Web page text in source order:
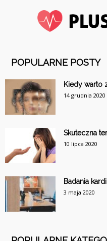
POPULARNE POSTY
Kiedy warto
14 grudnia 2020
Skuteczna
10 lipca 2020
Badania
3 maja 2020